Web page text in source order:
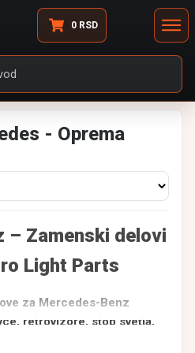
0 RSD
- Oprema
– Zamenski delovi
Light Parts
za Mercedes-Benz
retrovizore, stop svetla,
signalizaciju kao i